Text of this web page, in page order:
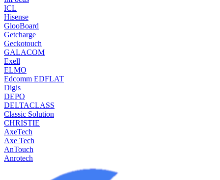
ICL
Hisense
GlooBoard
Getcharge
Geckotouch
GALACOM
Exell
ELMO
Edcomm EDFLAT
Digis
DEPO
DELTACLASS
Classic Solution
CHRISTIE
AxeTech
Axe Tech
AnTouch
Anrotech